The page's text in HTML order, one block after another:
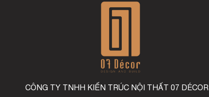
CÔNG TY TNHH KIẾN TRÚC NỘI THẤT 07 DÉCOR